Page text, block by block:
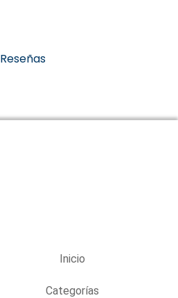
Reseñas
Inicio
Categorías